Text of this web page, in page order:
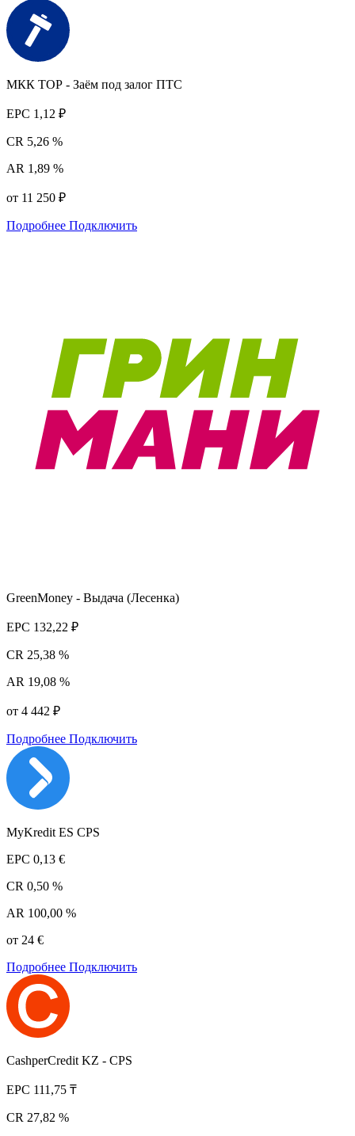
МКК ТОР - Заём под залог ПТС
EPC 1,12 ₽
CR 5,26 %
AR 1,89 %
от 11 250 ₽
Подробнее Подключить
GreenMoney - Выдача (Лесенка)
EPC 132,22 ₽
CR 25,38 %
AR 19,08 %
от 4 442 ₽
Подробнее Подключить
MyKredit ES CPS
EPC 0,13 €
CR 0,50 %
AR 100,00 %
от 24 €
Подробнее Подключить
CashperCredit KZ - CPS
EPC 111,75 ₸
CR 27,82 %